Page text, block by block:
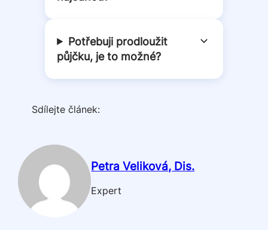
Potřebuji prodloužit
půjčku, je to možné?
Sdílejte článek:
Petra Veliková, Dis.
Expert